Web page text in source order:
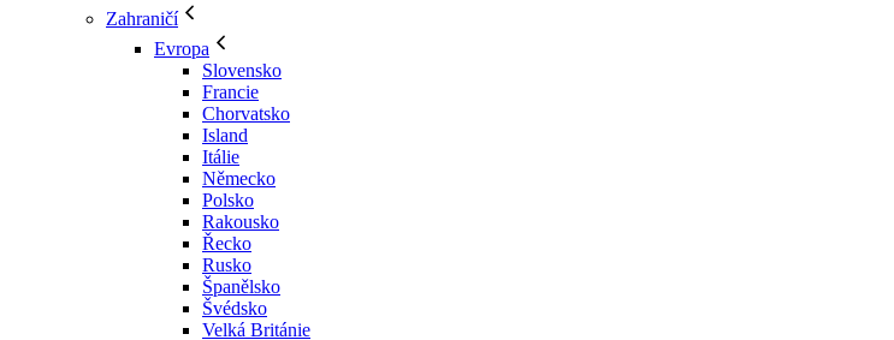
Zahraničí
Evropa
Slovensko
Francie
Chorvatsko
Island
Itálie
Německo
Polsko
Rakousko
Řecko
Rusko
Španělsko
Švédsko
Velká Británie